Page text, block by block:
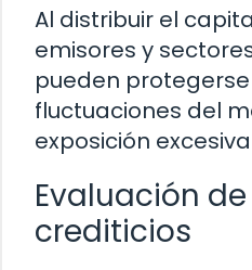
Al distribuir el
emisores y
pueden
fluctuaciones del
exposición
Evaluación
crediticios